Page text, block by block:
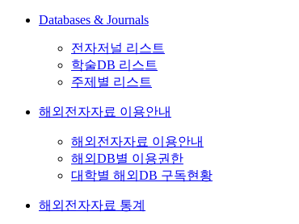
Databases & Journals
전자저널 리스트
학술DB 리스트
주제별 리스트
해외전자자료 이용안내
해외전자자료 이용안내
해외DB별 이용권한
대학별 해외DB 구독현황
해외전자자료 통계